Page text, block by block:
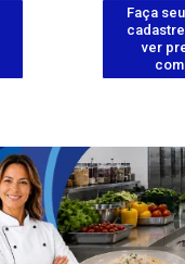
Faça
ver